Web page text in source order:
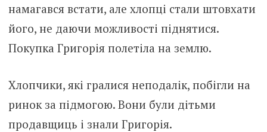
намагався встати, але хлопці стали штовхати
його, не даючи можливості піднятися.
Покупка Григорія полетіла на землю.
Хлопчики, які гралися неподалік, побігли на
ринок за підмогою. Вони були дітьми
продавщиць і знали Григорія.